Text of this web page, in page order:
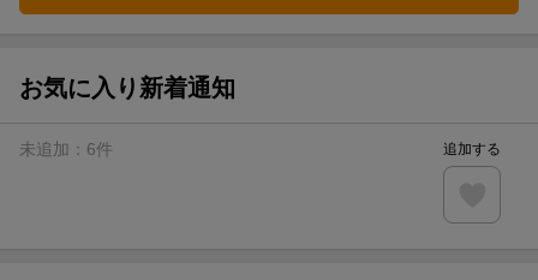
お気に入り新着通知
未追加： 6件 追加する